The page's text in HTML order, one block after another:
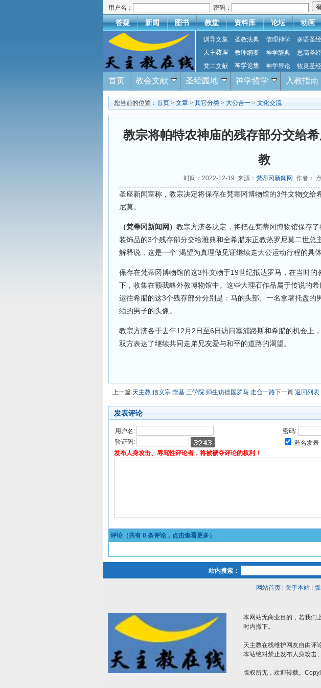
用户名： 密码：
答疑 新闻 图书 教堂 资料库 论坛 动画
训导文集 圣教法典 信理神学 多语圣经
天主教理
教理纲要 神学辞典 思高圣经
梵二文献
神学论集 神学导论 牧灵圣经
首页 教会文献 圣经园地 神学哲学 入教指南
您当前的位置： 首页 > 文章 > 其它分类 > 大公合一 > 文化交流
教宗将帕特农神庙的残存部分交给
教
时间：2022-12-19 来源： 梵蒂冈新闻网 作者：
圣座新闻室称，教宗决定将保存在梵蒂冈博物馆的3件文物交给
尼莫。
（梵蒂冈新闻网） 教宗方济各决定，将把在梵蒂冈博物馆保存
装饰品的3个残存部分交给雅典和全希腊东正教热罗尼莫二世总
解释说，这是一个“渴望为真理做见证继续走大公运动行程的具体
保存在梵蒂冈博物馆的这3件文物于19世纪抵达罗马，在当时的
下，收集在额我略外教博物馆中。这些大理石作品属于传说的
运往希腊的这3个残存部分分别是：马的头部、一名拿著托盘的
须的男子的头像。
教宗方济各于去年12月2日至6日访问塞浦路斯和希腊的机会上
双方表达了继续共同走弟兄友爱与和平的道路的渴望。
上一篇:天主教 信义宗 崇基 三学院 师生访德国罗马 走合一路下一篇:返回列表
发表评论
用户名:
密码:
验证码:
匿名发表
发布人身攻击、辱骂性评论者，将被褫夺评论的权利！
评论（共有 0 条评论，点击查看更多）
站内搜索：
网站首页| 关于本站|
本网站无商业目的，若我们
时内撤下。
天主教在线维护网友自由评
本站绝对禁止发布人身攻击
版权所无，欢迎转载。